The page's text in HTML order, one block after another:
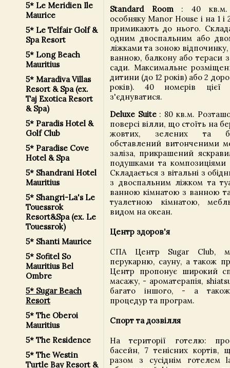
5* Le Meridien Ile
Maurice
5* Le Telfair Golf &
Spa Resort
5* Long Beach
Mauritius
5* Maradiva Villas
Resort & Spa (ex.
Taj Exotica Resort
& Spa)
5* Paradis Hotel &
Golf Club
5* Paradise Cove
Hotel & Spa
5* Shandrani Hotel
Mauritius
5* Shangri-La's Le
Touessrok
Resort&Spa (ex. Le
Touessrok)
5* Shanti Maurice
5* Sofitel So
Mauritius Bel
Ombre
5* Sugar Beach
Resort
5* The Oberoi
Mauritius
5* The Residence
5* The Westin
Turtle Bay Resort &
Standard Room: 40 кв.м.
особняку Manor House і на 1
примикають до нього.
одним двоспальним або
ліжками та зоною
ванною, балкону або тераси
сади. Максимальне
дитини (до 12 років) або 2
років). 40 номерів цієї
з'єднуватися.
Deluxe Suite: 80 кв.м.
поверсі вілли, що стоїть на
жовтих, зелених та
обставлений витонченими
заліза, прикрашений
подушками та композиціями
Складається з вітальні з
з двоспальним ліжком та
ванною кімнатою з ванною
туалетною кімнатою,
видом на океан.
Центр здоров'я
СПА Центр Sugar Club,
перукарню, сауну, а також
Центр пропонує широкий
масажу, - ароматерапія,
багато іншого, - а також
процедур та програм.
Спорт та дозвілля
На території готелю:
басейн, 7 тенісних кортів,
разом з сусіднім готелем